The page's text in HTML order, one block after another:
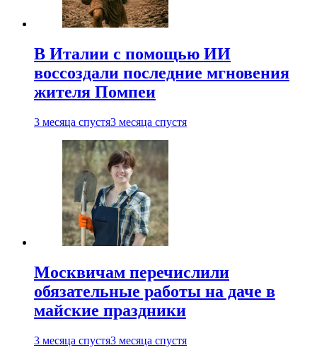
В Италии с помощью ИИ
воссоздали последние мгновения
жителя Помпеи
3 месяца спустя3 месяца спустя
Москвичам перечислили
обязательные работы на даче в
майские праздники
3 месяца спустя3 месяца спустя